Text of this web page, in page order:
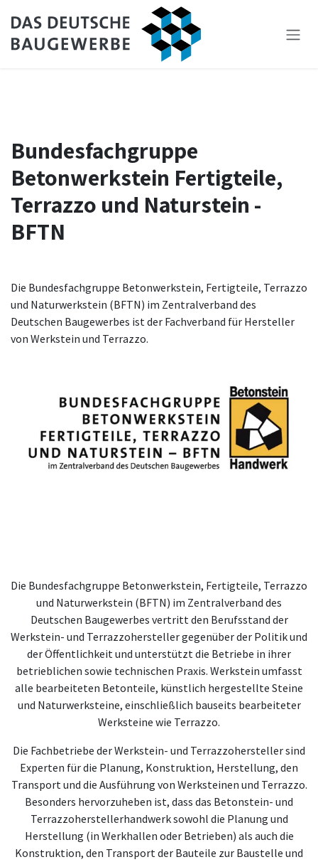
Bundesfachgruppe
Betonwerkstein Fertigteile,
Terrazzo und Naturstein -
BFTN
Die Bundesfachgruppe Betonwerkstein, Fertigteile, Terrazzo
und Naturwerkstein (BFTN) im Zentralverband des
Deutschen Baugewerbes ist der Fachverband für Hersteller
von Werkstein und Terrazzo.
Die Bundesfachgruppe Betonwerkstein, Fertigteile, Terrazzo
und Naturwerkstein (BFTN) im Zentralverband des
Deutschen Baugewerbes vertritt den Berufsstand der
Werkstein- und Terrazzohersteller gegenüber der Politik und
der Öffentlichkeit und unterstützt die Betriebe in ihrer
betrieblichen sowie technischen Praxis. Werkstein umfasst
alle bearbeiteten Betonteile, künstlich hergestellte Steine
und Naturwerksteine, einschließlich bauseits bearbeiteter
Werksteine wie Terrazzo.
Die Fachbetriebe der Werkstein- und Terrazzohersteller sind
Experten für die Planung, Konstruktion, Herstellung, den
Transport und die Ausführung von Werksteinen und Terrazzo.
Besonders hervorzuheben ist, dass das Betonstein- und
Terrazzoherstellerhandwerk sowohl die Planung und
Herstellung (in Werkhallen oder Betrieben) als auch die
Konstruktion, den Transport der Bauteile zur Baustelle und